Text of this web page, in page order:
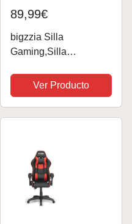
89,99€
bigzzia Silla
Gaming,Silla
en Cuero
PU,Regulable en
Altura con Soporte
aldo Reclinable
155°,Silla Gamer...
Ver Producto